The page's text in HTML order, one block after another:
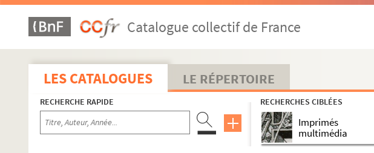
Catalogue collectif de France
LES CATALOGUES LE RÉPERTOIRE
RECHERCHE RAPIDE RECHERCHES CIBLÉES
Imprimés
multimédia